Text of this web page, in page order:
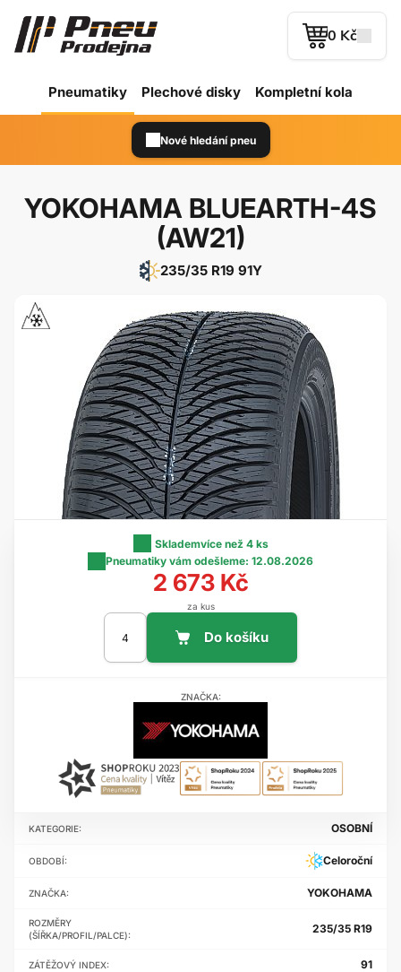
0 Kč
Pneumatiky Plechové disky Kompletní kola
Nové hledání pneu
YOKOHAMA BLUEARTH-4S
(AW21)
235/35 R19 91Y
KATEGORIE: OSOBNÍ
OBDOBÍ: Celoroční
ZNAČKA: YOKOHAMA
ROZMĚRY
(ŠÍŘKA/PROFIL/PALCE):
235/35 R19
ZÁTĚŽOVÝ INDEX: 91
Sklademvíce než 4 ks
Pneumatiky vám odešleme: 12.08.2026
2 673 Kč
za kus
ZNAČKA: